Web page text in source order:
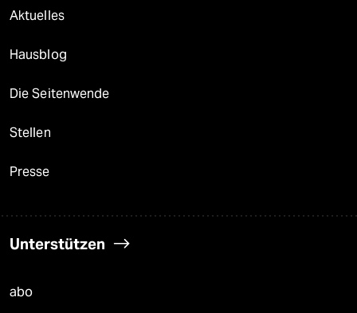
Aktuelles
Hausblog
Die Seitenwende
Stellen
Presse
Unterstützen
abo